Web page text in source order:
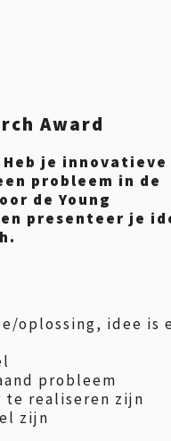
Award
je innovatieve
probleem in de
de Young
presenteer je
oplossing, idee is
probleem
te realiseren zijn
zijn